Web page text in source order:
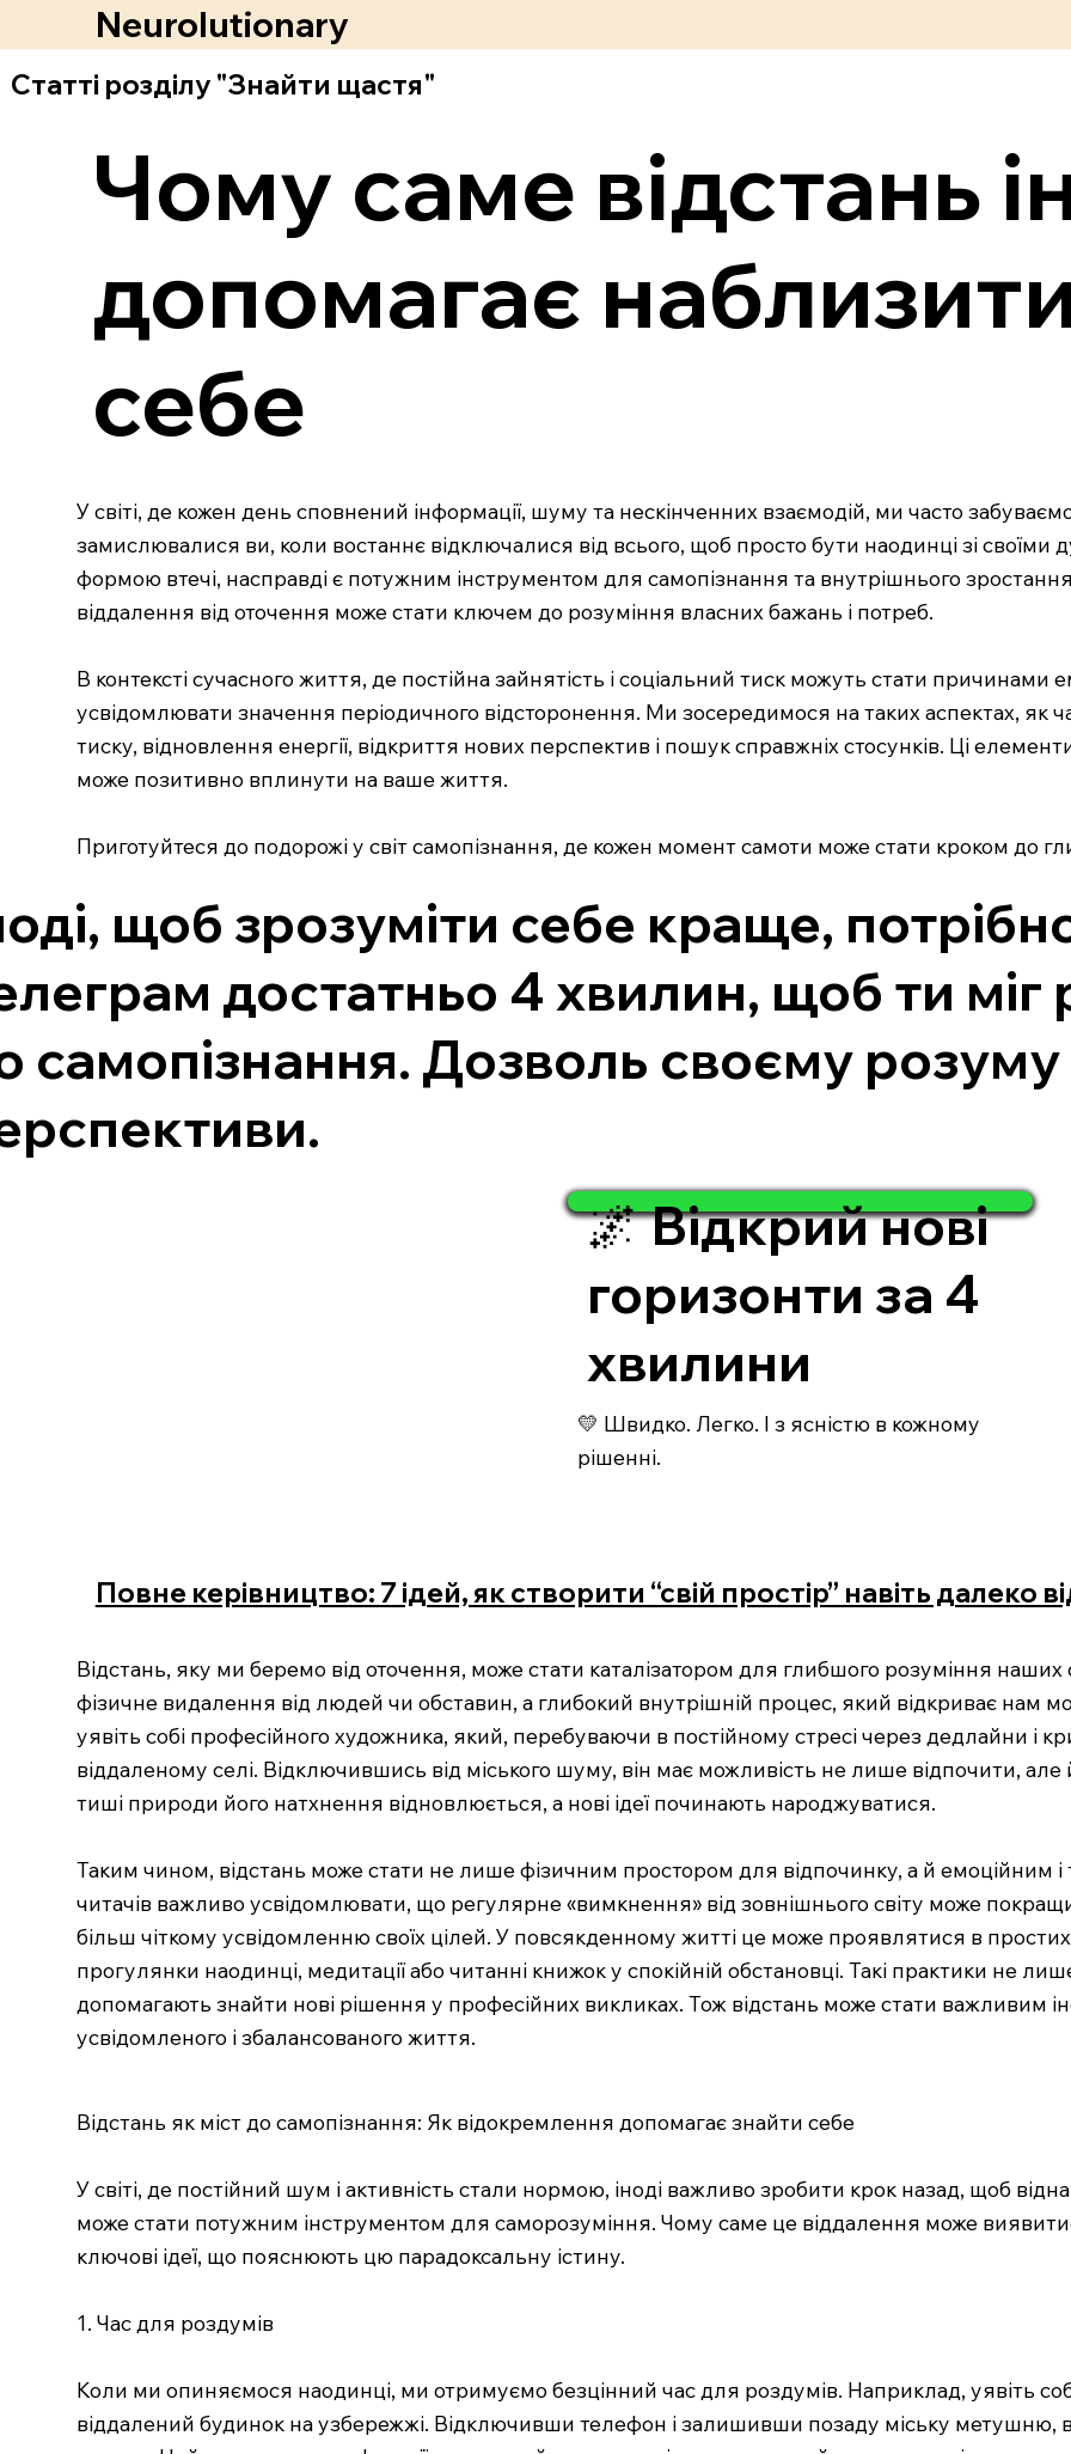
Neurolutionary
Статті розділу "Знайти щастя"
Чому саме відстань
допомагає
себе
У світі, де кожен день сповнений інформації, шуму та нескінченних взаємодій, ми часто
замислювалися ви, коли востаннє відключалися від всього, щоб просто бути наодинці зі своїми
формою втечі, насправді є потужним інструментом для самопізнання та внутрішнього
віддалення від оточення може стати ключем до розуміння власних бажань і потреб.
В контексті сучасного життя, де постійна зайнятість і соціальний тиск можуть стати
усвідомлювати значення періодичного відсторонення. Ми зосередимося на таких аспектах, як
тиску, відновлення енергії, відкриття нових перспектив і пошук справжніх стосунків. Ці
може позитивно вплинути на ваше життя.
Приготуйтеся до подорожі у світ самопізнання, де кожен момент самоти може стати кроком до
щоб зрозуміти себе краще,
достатньо 4 хвилин, щоб ти міг
самопізнання. Дозволь своєму розуму
🌌 Відкрий нові
горизонти за 4
хвилини
💛 Швидко. Легко. І з ясністю в кожному
рішенні.
Повне керівництво: 7 ідей, як створити “свій простір” навіть далеко
Відстань, яку ми беремо від оточення, може стати каталізатором для глибшого розуміння
фізичне видалення від людей чи обставин, а глибокий внутрішній процес, який відкриває нам
уявіть собі професійного художника, який, перебуваючи в постійному стресі через дедлайни і
віддаленому селі. Відключившись від міського шуму, він має можливість не лише відпочити,
тиші природи його натхнення відновлюється, а нові ідеї починають народжуватися.
Таким чином, відстань може стати не лише фізичним простором для відпочинку, а й емоційним
читачів важливо усвідомлювати, що регулярне «вимкнення» від зовнішнього світу може
більш чіткому усвідомленню своїх цілей. У повсякденному житті це може проявлятися в
прогулянки наодинці, медитації або читанні книжок у спокійній обстановці. Такі практики не
допомагають знайти нові рішення у професійних викликах. Тож відстань може стати важливим
усвідомленого і збалансованого життя.
Відстань як міст до самопізнання: Як відокремлення допомагає знайти себе
У світі, де постійний шум і активність стали нормою, іноді важливо зробити крок назад, щоб
може стати потужним інструментом для саморозуміння. Чому саме це віддалення може
ключові ідеї, що пояснюють цю парадоксальну істину.
1. Час для роздумів
Коли ми опиняємося наодинці, ми отримуємо безцінний час для роздумів. Наприклад, уявіть
віддалений будинок на узбережжі. Відключивши телефон і залишивши позаду міську метушню,